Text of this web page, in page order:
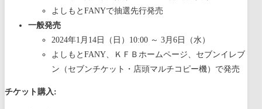
よしもとFANYで抽選先行発売
一般発売
2024年1月14日（日）10:00 ～ 3月6日（水）
よしもとFANY、ＫＦＢホームページ、セブンイレブ
ン（セブンチケット・店頭マルチコピー機）で発売
チケット購入: